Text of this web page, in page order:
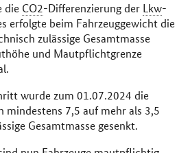
die CO2-Differenzierung der Lkw-
erfolgte beim Fahrzeuggewicht die
zulässige Gesamtmasse
und Mautpflichtgrenze
wurde zum 01.07.2024 die
7,5 auf mehr als 3,5
Gesamtmasse gesenkt.